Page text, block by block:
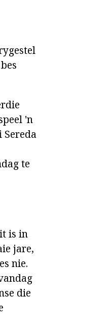
'n
Sereda
te
is in
jare,
nie.
die